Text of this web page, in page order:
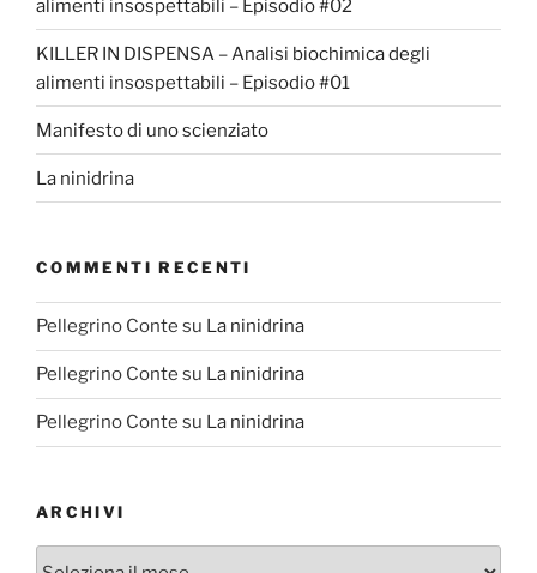
alimenti insospettabili – Episodio #02
KILLER IN DISPENSA – Analisi biochimica degli
alimenti insospettabili – Episodio #01
Manifesto di uno scienziato
La ninidrina
COMMENTI RECENTI
Pellegrino Conte su La ninidrina
Pellegrino Conte su La ninidrina
Pellegrino Conte su La ninidrina
ARCHIVI